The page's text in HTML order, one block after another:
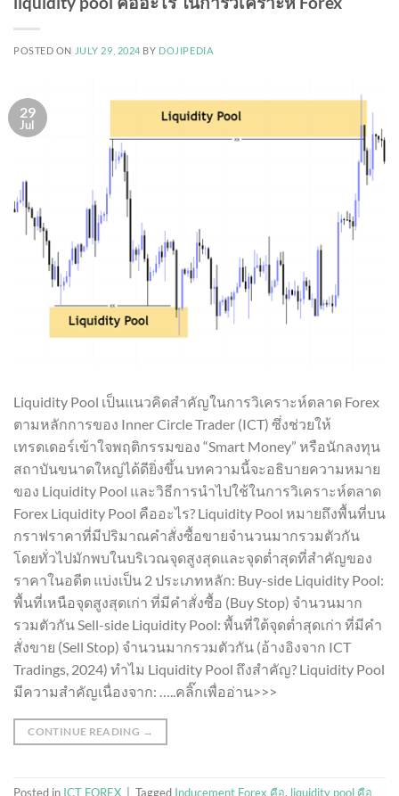
POSTED ON JULY 29, 2024 BY DOJIPEDIA
29
Jul
Liquidity Pool เป็นแนวคิดสำคัญในการวิเคราะห์ตลาด Forex
ตามหลักการของ Inner Circle Trader (ICT) ซึ่งช่วยให้
เทรดเดอร์เข้าใจพฤติกรรมของ “Smart Money” หรือนักลงทุน
สถาบันขนาดใหญ่ได้ดียิ่งขึ้น บทความนี้จะอธิบายความหมาย
ของ Liquidity Pool และวิธีการนำไปใช้ในการวิเคราะห์ตลาด
Forex Liquidity Pool คืออะไร? Liquidity Pool หมายถึงพื้นที่บน
กราฟราคาที่มีปริมาณคำสั่งซื้อขายจำนวนมากรวมตัวกัน
โดยทั่วไปมักพบในบริเวณจุดสูงสุดและจุดต่ำสุดที่สำคัญของ
ราคาในอดีต แบ่งเป็น 2 ประเภทหลัก: Buy-side Liquidity Pool:
พื้นที่เหนือจุดสูงสุดเก่า ที่มีคำสั่งซื้อ (Buy Stop) จำนวนมาก
รวมตัวกัน Sell-side Liquidity Pool: พื้นที่ใต้จุดต่ำสุดเก่า ที่มีคำ
สั่งขาย (Sell Stop) จำนวนมากรวมตัวกัน (อ้างอิงจาก ICT
Tradings, 2024) ทำไม Liquidity Pool ถึงสำคัญ? Liquidity Pool
มีความสำคัญเนื่องจาก: …..คลิ๊กเพื่ออ่าน>>>
CONTINUE READING →
Posted in ICT FOREX Tagged Inducement Forex คือ, liquidity pool คือ